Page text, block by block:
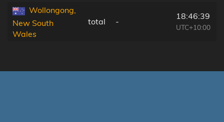
Wollongong,
New South
Wales
total -
18:46:39
UTC+10:00